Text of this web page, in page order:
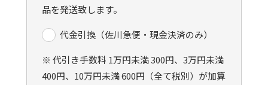
品を発送致します。
代金引換（佐川急便・現金決済のみ）
※ 代引き手数料 1万円未満 300円、3万円未満
400円、10万円未満 600円（全て税別）が加算